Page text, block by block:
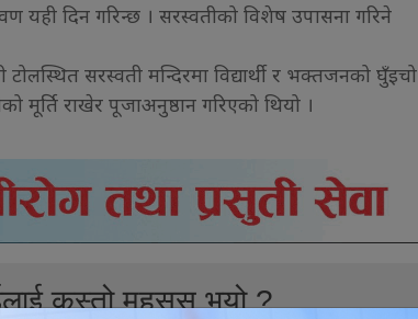
यही दिन गरिन्छ । सरस्वतीको विशेष उपासना गरिने
सरस्वती मन्दिरमा विद्यार्थी र भक्तजनको घुँइचो
मूर्ति राखेर पूजाअनुष्ठान गरिएको थियो ।
कस्तो महसुस भयो ?